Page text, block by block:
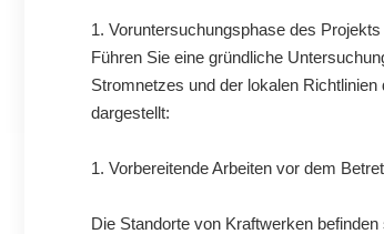
1. Voruntersuchungsphase des Projekts
Führen Sie eine gründliche
Stromnetzes und der lokalen
dargestellt:
1. Vorbereitende Arbeiten vor dem
Die Standorte von Kraftwerken